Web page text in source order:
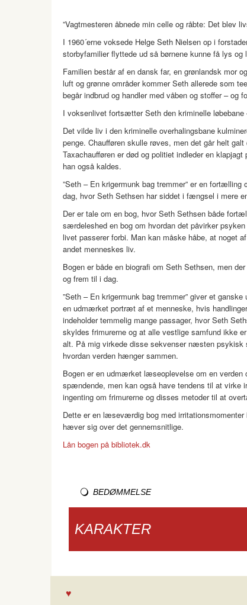
”Vagtmesteren åbnede min celle og råbte: Det blev
I 1960´erne voksede Helge Seth Nielsen op i
storbyfamilier flyttede ud så børnene kunne få lys og
Familien består af en dansk far, en grønlandsk mor
luft og grønne områder kommer Seth allerede som
begår indbrud og handler med våben og stoffer –
I voksenlivet fortsætter Seth den kriminelle
Det vilde liv i den kriminelle overhalingsbane
penge. Chaufføren skulle røves, men det går helt
Taxachaufføren er død og politiet indleder en
han også kaldes.
”Seth – En krigermunk bag tremmer” er en
dag, hvor Seth Sethsen har siddet i fængsel i mere
Der er tale om en bog, hvor Seth Sethsen både
særdeleshed en bog om hvordan det påvirker
livet passerer forbi. Man kan måske håbe, at noget
andet menneskes liv.
Bogen er både en biografi om Seth Sethsen, men
og frem til i dag.
”Seth – En krigermunk bag tremmer” giver et
en udmærket portræt af et menneske, hvis
indeholder temmelig mange passager, hvor Seth
skyldes frimurerne og at alle vestlige samfund ikke
alt. På mig virkede disse sekvenser næsten psykisk
hvordan verden hænger sammen.
Bogen er en udmærket læseoplevelse om en
spændende, men kan også have tendens til at
ingenting om frimurerne og disses metoder til at
Dette er en læseværdig bog med
hæver sig over det gennemsnitlige.
Lån bogen på bibliotek.dk
BEDØMMELSE
KARAKTER